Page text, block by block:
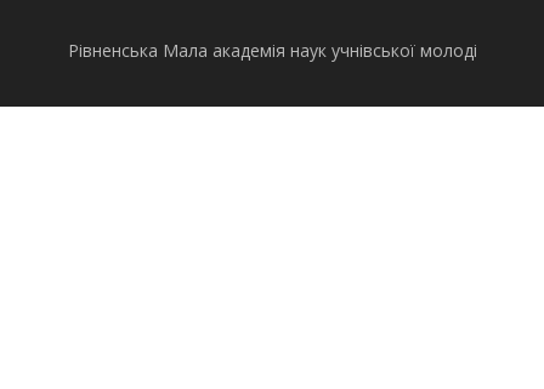
Рівненська Мала академія наук учнівської молоді